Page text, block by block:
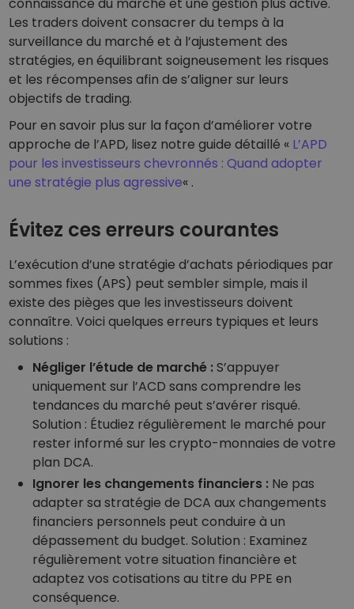
Les traders doivent consacrer du temps à la
surveillance du marché et à l’ajustement des
stratégies, en équilibrant soigneusement les risques
et les récompenses afin de s’aligner sur leurs
objectifs de trading.
Pour en savoir plus sur la façon d’améliorer votre
approche de l’APD, lisez notre guide détaillé « L’APD
pour les investisseurs chevronnés : Quand adopter
une stratégie plus agressive« .
Évitez ces erreurs courantes
L’exécution d’une stratégie d’achats périodiques par
sommes fixes (APS) peut sembler simple, mais il
existe des pièges que les investisseurs doivent
connaître. Voici quelques erreurs typiques et leurs
solutions :
Négliger l’étude de marché :S’appuyer
uniquement sur l’ACD sans comprendre les
tendances du marché peut s’avérer risqué.
Solution : Étudiez régulièrement le marché pour
rester informé sur les crypto-monnaies de votre
plan DCA.
Ignorer les changements financiers : Ne pas
adapter sa stratégie de DCA aux changements
financiers personnels peut conduire à un
dépassement du budget. Solution : Examinez
régulièrement votre situation financière et
adaptez vos cotisations au titre du PPE en
conséquence.